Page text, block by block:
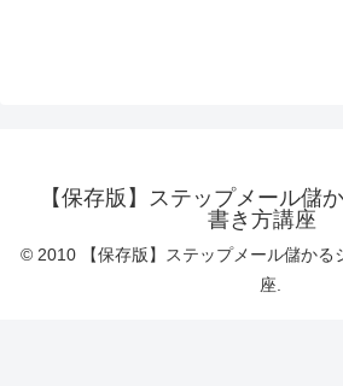
【保存版】ステップメール儲
書き方講座
© 2010 【保存版】ステップメール儲かる
座.